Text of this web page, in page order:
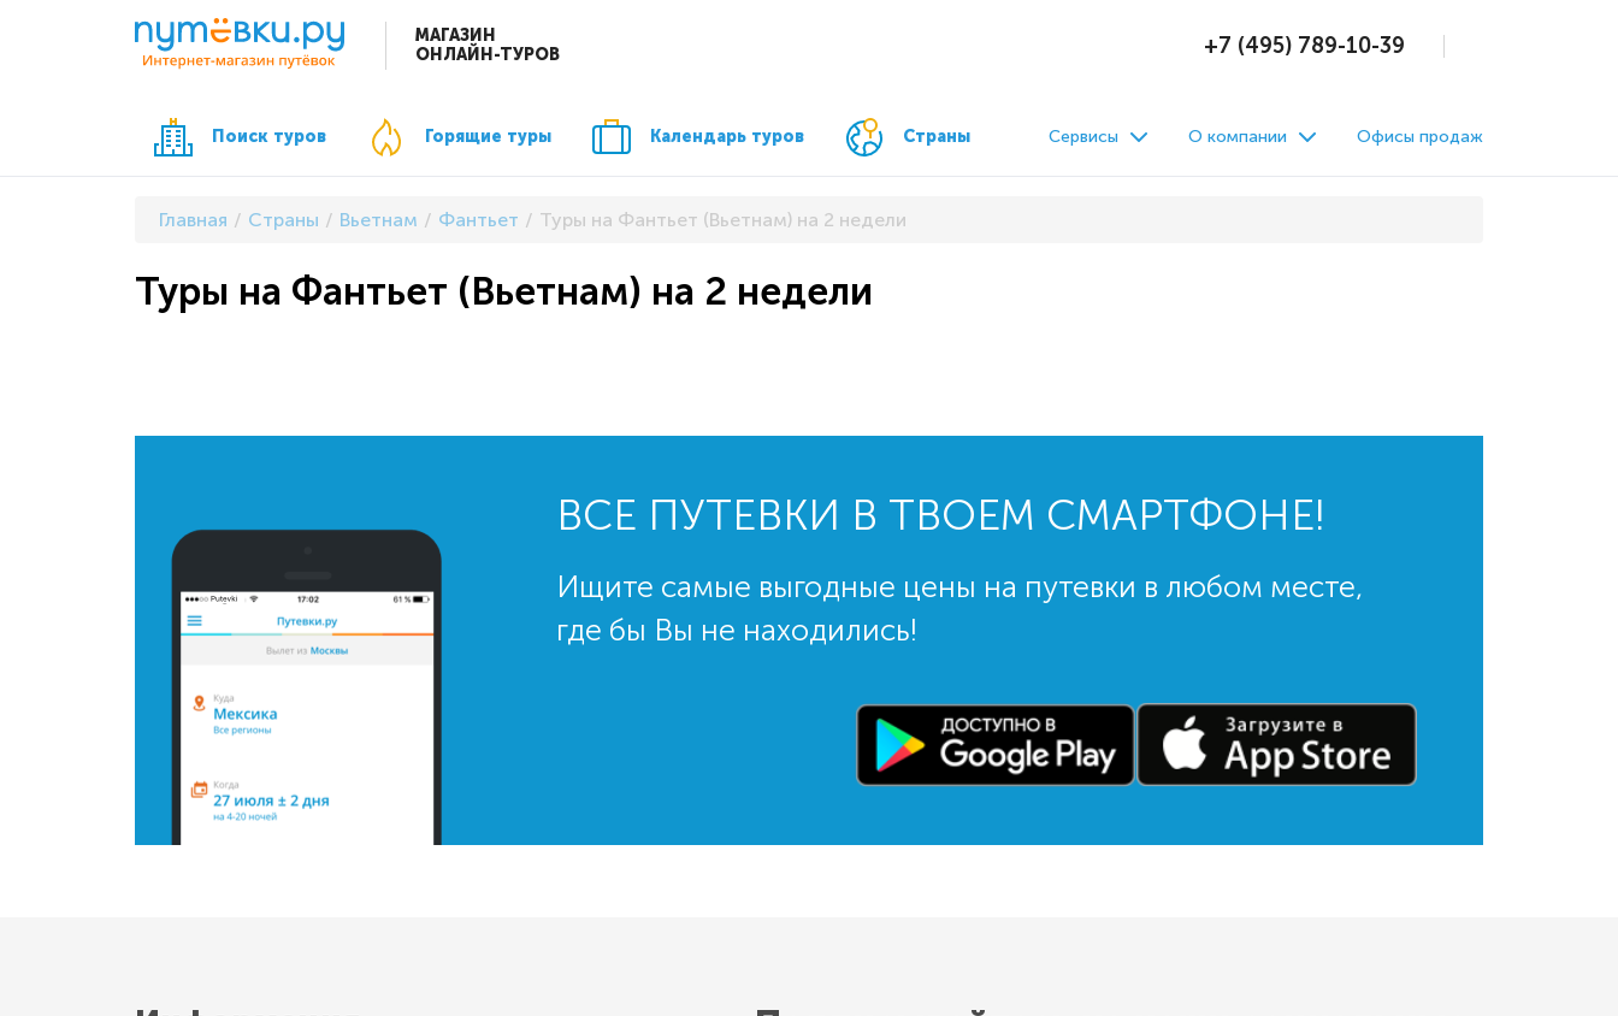
МАГАЗИН
ОНЛАЙН-ТУРОВ
+7 (495) 789-10-39
Поиск туров Горящие туры Календарь туров Страны Сервисы О компании Офисы продаж
Главная Страны Вьетнам Фантьет Туры на Фантьет (Вьетнам) на 2 недели
Туры на Фантьет (Вьетнам) на 2 недели
ВСЕ ПУТЕВКИ В ТВОЕМ СМАРТФОНЕ!
Ищите самые выгодные цены на путевки в любом месте,
где бы Вы не находились!